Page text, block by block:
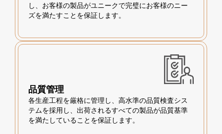
し、お客様の製品がユニークで完璧にお客様のニー
ズを満たすことを保証します。
品質管理
各生産工程を厳格に管理し、高水準の品質検査シス
テムを採用し、出荷されるすべての製品が品質基準
を満たしていることを保証します。